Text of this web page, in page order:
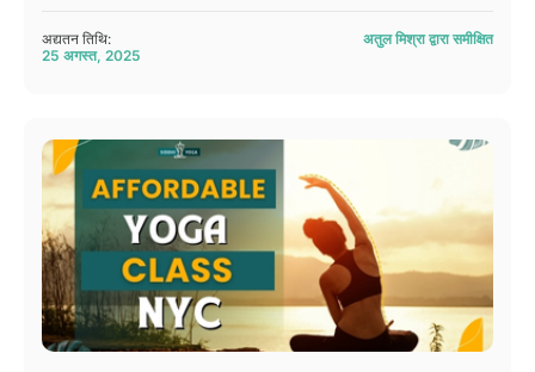
अद्यतन तिथि:
25 अगस्त, 2025
अतुल मिश्रा द्वारा समीक्षित